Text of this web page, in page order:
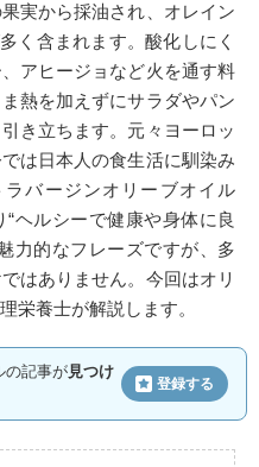
実から採油され、オレイン
く含まれます。酸化しにく
アヒージョなど火を通す料
熱を加えずにサラダやパン
き立ちます。元々ヨーロッ
は日本人の食生活に馴染み
バージンオリーブオイル
ヘルシーで健康や身体に良
力的なフレーズですが、多
はありません。今回はオリ
栄養士が解説します。
の記事が見つけ
登録する